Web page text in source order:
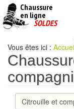
Chaussure
en ligne
pas
SOLDES
Vous êtes ici :